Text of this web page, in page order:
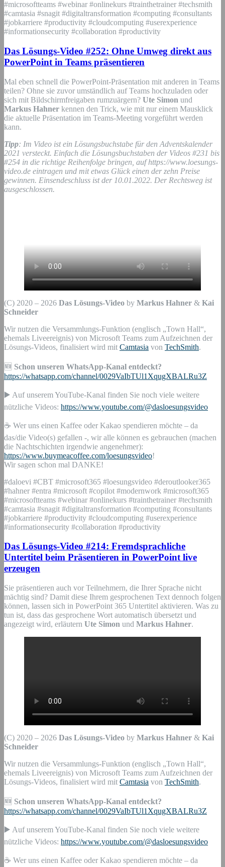
#microsoftteams #webinar #onlinekurs #trainthetrainer #techsmith
#camtasia #snagit #digitaltransformation #computing #consultants
#jobkarriere #productivity #cloudcomputing #userexperience
#informationsecurity #collaboration #productivity
Das Lösungs-Video #252: Ohne Umweg direkt aus
PowerPoint in Teams präsentieren
Mal eben schnell die PowerPoint-Präsentation mit anderen in Teams
teilen? Ohne sie zuvor umständlich auf Teams hochzuladen oder
sich mit Bildschirmfreigaben rumzuärgern? Ute Simon und
Markus Hahner kennen den Trick, wie mit nur einem Mausklick
die aktuelle Präsentation im Teams-Meeting vorgeführt werden
kann.
Tipp: Im Video ist ein Lösungsbuchstabe für den Adventskalender
2021 versteckt. Einfach die Lösungsbuchstaben der Videos #231 bis
#254 in die richtige Reihenfolge bringen, auf https://www.loesungs-
video.de eintragen und mit etwas Glück einen der zehn Preise
gewinnen. Einsendeschluss ist der 10.01.2022. Der Rechtsweg ist
ausgeschlossen.
(C) 2020 – 2026 Das Lösungs-Video by Markus Hahner & Kai
Schneider
Wir nutzen die Versammlungs-Funktion (englisch „Town Hall“,
ehemals Liveereignis) von Microsoft Teams zum Aufzeichnen der
Lösungs-Videos, finalisiert wird mit Camtasia von TechSmith.
🆕 Schon unseren WhatsApp-Kanal entdeckt?
https://whatsapp.com/channel/0029VaIbTUl1XqugXBALRu3Z
▶️ Auf unserem YouTube-Kanal finden Sie noch viele weitere
nützliche Videos: https://www.youtube.com/@dasloesungsvideo
☕ Wer uns einen Kaffee oder Kakao spendieren möchte – da
das/die Video(s) gefallen -, wir alle können es gebrauchen (machen
die Nachtschichten irgendwie angenehmer):
https://www.buymeacoffee.com/loesungsvideo!
Wir sagen schon mal DANKE!
#daloevi #CBT #microsoft365 #loesungsvideo #deroutlooker365
#hahner #entra #microsoft #copilot #modernwork #microsoft365
#microsoftteams #webinar #onlinekurs #trainthetrainer #techsmith
#camtasia #snagit #digitaltransformation #computing #consultants
#jobkarriere #productivity #cloudcomputing #userexperience
#informationsecurity #collaboration #productivity
Das Lösungs-Video #214: Fremdsprachliche
Untertitel beim Präsentieren in PowerPoint live
erzeugen
Sie präsentieren auch vor Teilnehmern, die Ihrer Sprache nicht
mächtig sind? Damit diese Ihrem gesprochenen Text dennoch folgen
können, lassen sich in PowerPoint 365 Untertitel aktivieren. Was zu
tun ist, dass das gesprochene Wort automatisch übersetzt und
angezeigt wird, erläutern Ute Simon und Markus Hahner.
(C) 2020 – 2026 Das Lösungs-Video by Markus Hahner & Kai
Schneider
Wir nutzen die Versammlungs-Funktion (englisch „Town Hall“,
ehemals Liveereignis) von Microsoft Teams zum Aufzeichnen der
Lösungs-Videos, finalisiert wird mit Camtasia von TechSmith.
🆕 Schon unseren WhatsApp-Kanal entdeckt?
https://whatsapp.com/channel/0029VaIbTUl1XqugXBALRu3Z
▶️ Auf unserem YouTube-Kanal finden Sie noch viele weitere
nützliche Videos: https://www.youtube.com/@dasloesungsvideo
☕ Wer uns einen Kaffee oder Kakao spendieren möchte – da